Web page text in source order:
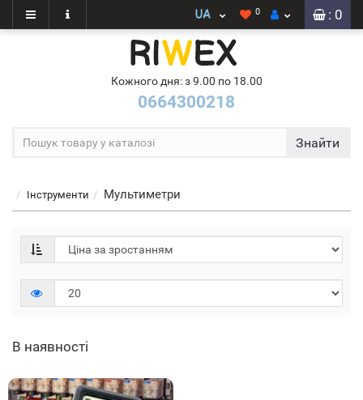
: 0
0
Кожного дня: з 9.00 по 18.00
0664300218
Знайти
Інструменти Мультиметри
В наявності